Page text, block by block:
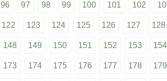
96 97 98 99 100 101 102
122 123 124 125 126 127 128
148 149 150 151 152 153 154
173 174 175 176 177 178 179